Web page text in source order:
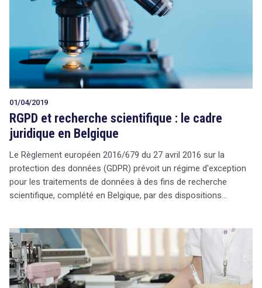
01/04/2019
RGPD et recherche scientifique : le cadre
juridique en Belgique
Le Règlement européen 2016/679 du 27 avril 2016 sur la
protection des données (GDPR) prévoit un régime d'exception
pour les traitements de données à des fins de recherche
scientifique, complété en Belgique, par des dispositions…